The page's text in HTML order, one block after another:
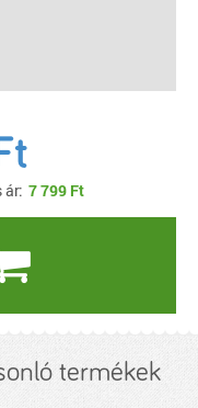
ár: 7 799 Ft
termékek